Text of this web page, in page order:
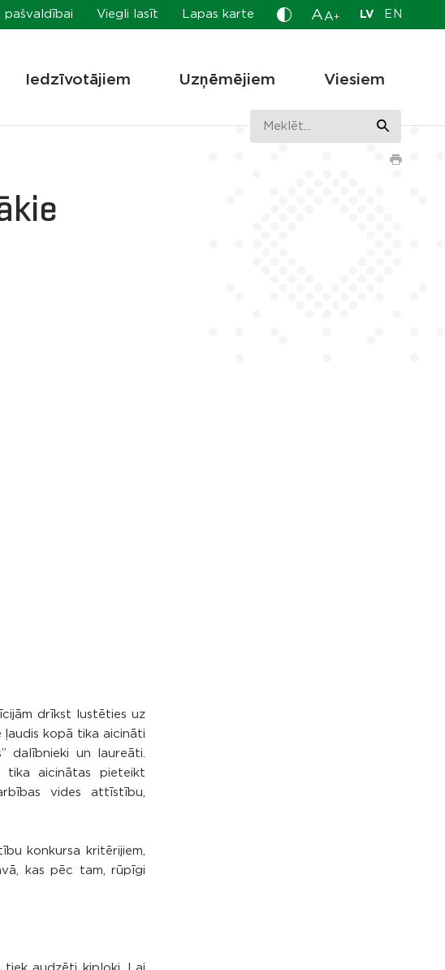
pašvaldībai Viegli lasīt Lapas karte A A+ LV EN
Iedzīvotājiem Uzņēmējiem Viesiem
drīkst lustēties uz
ļaudis kopā tika aicināti
dalībnieki un laureāti.
tika aicinātas pieteikt
vides attīstību,
konkursa kritērijiem,
kas pēc tam, rūpīgi